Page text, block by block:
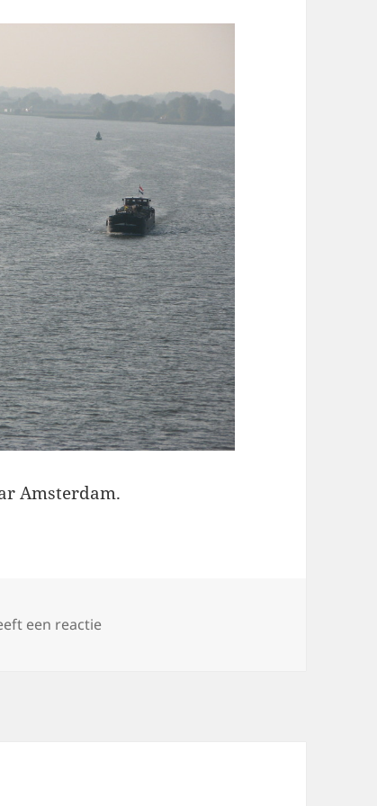
Amsterdam.
een reactieop Van Dintelsas naar Amsterdam